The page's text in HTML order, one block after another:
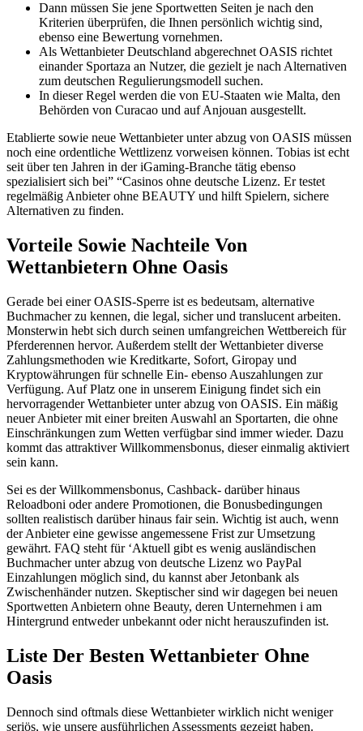
Dann müssen Sie jene Sportwetten Seiten je nach den
Kriterien überprüfen, die Ihnen persönlich wichtig sind,
ebenso eine Bewertung vornehmen.
Als Wettanbieter Deutschland abgerechnet OASIS richtet
einander Sportaza an Nutzer, die gezielt je nach Alternativen
zum deutschen Regulierungsmodell suchen.
In dieser Regel werden die von EU-Staaten wie Malta, den
Behörden von Curacao und auf Anjouan ausgestellt.
Etablierte sowie neue Wettanbieter unter abzug von OASIS müssen
noch eine ordentliche Wettlizenz vorweisen können. Tobias ist echt
seit über ten Jahren in der iGaming-Branche tätig ebenso
spezialisiert sich bei” “Casinos ohne deutsche Lizenz. Er testet
regelmäßig Anbieter ohne BEAUTY und hilft Spielern, sichere
Alternativen zu finden.
Vorteile Sowie Nachteile Von
Wettanbietern Ohne Oasis
Gerade bei einer OASIS-Sperre ist es bedeutsam, alternative
Buchmacher zu kennen, die legal, sicher und translucent arbeiten.
Monsterwin hebt sich durch seinen umfangreichen Wettbereich für
Pferderennen hervor. Außerdem stellt der Wettanbieter diverse
Zahlungsmethoden wie Kreditkarte, Sofort, Giropay und
Kryptowährungen für schnelle Ein- ebenso Auszahlungen zur
Verfügung. Auf Platz one in unserem Einigung findet sich ein
hervorragender Wettanbieter unter abzug von OASIS. Ein mäßig
neuer Anbieter mit einer breiten Auswahl an Sportarten, die ohne
Einschränkungen zum Wetten verfügbar sind immer wieder. Dazu
kommt das attraktiver Willkommensbonus, dieser einmalig aktiviert
sein kann.
Sei es der Willkommensbonus, Cashback- darüber hinaus
Reloadboni oder andere Promotionen, die Bonusbedingungen
sollten realistisch darüber hinaus fair sein. Wichtig ist auch, wenn
der Anbieter eine gewisse angemessene Frist zur Umsetzung
gewährt. FAQ steht für ‘Aktuell gibt es wenig ausländischen
Buchmacher unter abzug von deutsche Lizenz wo PayPal
Einzahlungen möglich sind, du kannst aber Jetonbank als
Zwischenhänder nutzen. Skeptischer sind wir dagegen bei neuen
Sportwetten Anbietern ohne Beauty, deren Unternehmen i am
Hintergrund entweder unbekannt oder nicht herauszufinden ist.
Liste Der Besten Wettanbieter Ohne
Oasis
Dennoch sind oftmals diese Wettanbieter wirklich nicht weniger
seriös, wie unsere ausführlichen Assessments gezeigt haben.